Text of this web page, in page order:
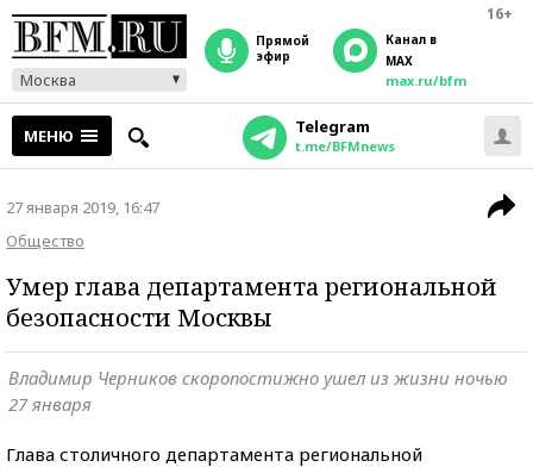
16+
Москва
прямой
эфир
Канал в
MAX
max.ru/bfm
МЕНЮ Telegram
t.me/BFMnews
27 января 2019, 16:47
Общество
Умер глава департамента региональной
безопасности Москвы
Владимир Черников скоропостижно ушел из жизни ночью
27 января
Глава столичного департамента региональной